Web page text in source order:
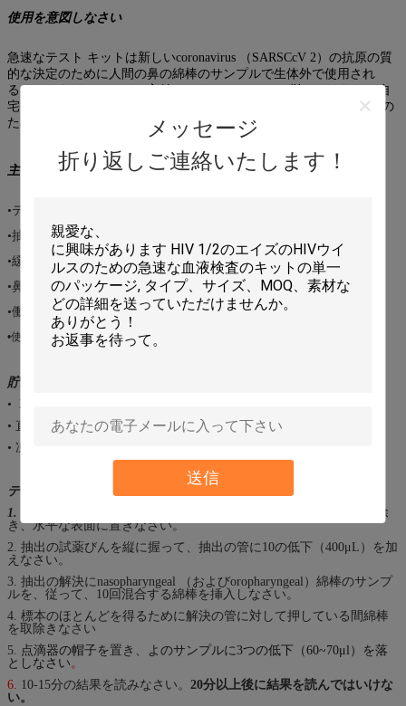
メッセージ
折り返しご連絡いたします！
送信
使用を意図しなさい
急速なテスト キットは新しいcoronavirus （SARSCcV 2）の抗原の質
的な決定のために人間の鼻の綿棒のサンプルで生体外で使用され
る。このキットはFDAの方針のセクションIV.D.に従ってとない、自
宅でテストするポイントの心配COVID-19診断試験のためのテストの
ための臨床実験室そしてヘルスケアの労働者に提供される。
主要なコンポーネント
•テスト カセット。
•抽出の管。
•緩衝。
•鼻/口頭綿棒。
•働きホールダー。
•使用説明書。
貯蔵及び安定性
• 39の店| 86 º F （4 |有効期限までの密封された袋の30 º C）。
• 直接日光、湿気および熱から保ちなさい。
• 凍らせてはいけない。
テストを行う方法か。
1.
テスト装置をホイルの袋からノッチで引き裂くことによって取除
き、水平な表面に置きなさい。
2. 抽出の試薬びんを縦に握って、抽出の管に10の低下（400μL）を加
えなさい。
3. 抽出の解決にnasopharyngeal （およびoropharyngeal）綿棒のサンプ
ルを、従って、10回混合する綿棒を挿入しなさい。
4. 標本のほとんどを得るために解決の管に対して押している間綿棒
を取除きなさい
5.
点滴器の帽子を置き、
よのサンプルに3つの低下（60~70μl）を落
としなさい 。
6. 10-15分の結果を読みなさい。 20分以上後に結果を読んではいけな
い。